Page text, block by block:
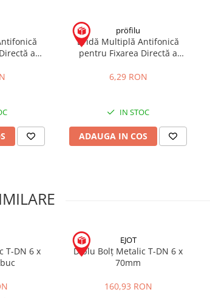
a
pröfilu
Bridă Multiplă Antifonică
pentru Fixarea Directă a
6,29 RON
IN STOC
ADAUGA IN COS
T-DN 6 x
EJOT
Diblu Bolț Metalic T-DN 6 x
70mm
160,93 RON